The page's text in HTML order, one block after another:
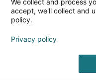
accept, we'll collect and
policy.
Privacy policy